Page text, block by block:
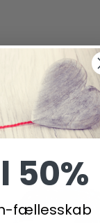
50%
fællesskab